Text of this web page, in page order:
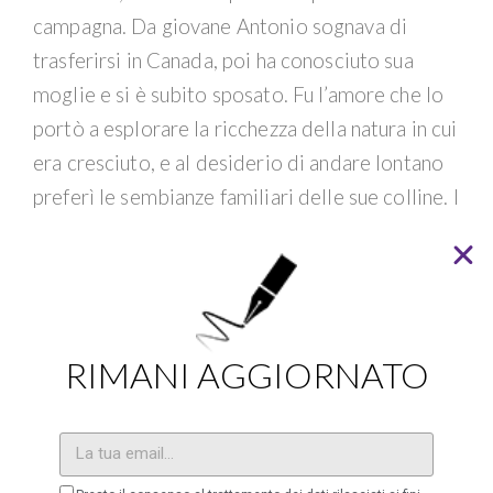
campagna. Da giovane Antonio sognava di
trasferirsi in Canada, poi ha conosciuto sua
moglie e si è subito sposato. Fu l’amore che lo
portò a esplorare la ricchezza della natura in cui
era cresciuto, e al desiderio di andare lontano
preferì le sembianze familiari delle sue colline. I
permisero di prendere subito le redini
dell’azienda. “Ho lavorato in banca per
ventiquattro anni. Stavo bene economicamente
e conducevo una vita cittadina. Casa in Santa
figli a scuola. Più la mia vita diventava comune,
più il desiderio di un’esistenza contadina si
RIMANI AGGIORNATO